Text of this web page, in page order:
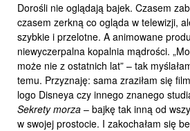
Dorośli nie oglądają bajek. Czasem
czasem zerkną co ogląda w telewizji,
szybkie i przelotne. A animowane
niewyczerpalna kopalnia mądrości.
może nie z ostatnich lat” – tak
temu. Przyznaję: sama zraziłam się
logo Disneya czy innego znanego
Sekrety morza – bajkę tak inną od
w swojej prostocie. I zakochałam się